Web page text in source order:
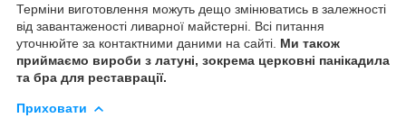
Терміни виготовлення можуть дещо змінюватись в залежності
від завантаженості ливарної майстерні. Всі питання
уточнюйте за контактними даними на сайті. Ми також
приймаємо вироби з латуні, зокрема церковні панікадила
та бра для реставрації.
Приховати